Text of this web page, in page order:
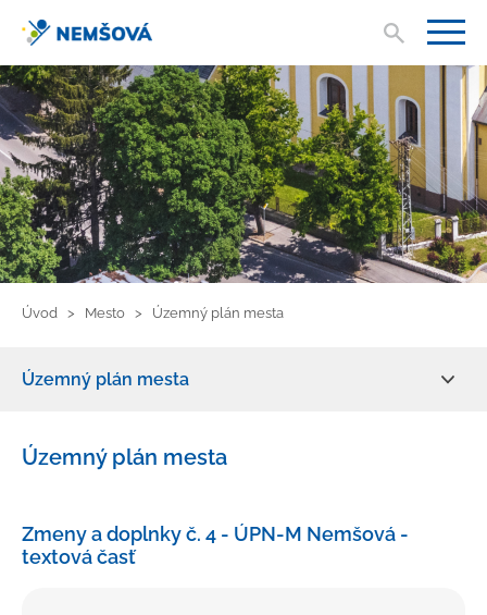
Úvod Mesto Územný plán mesta
Územný plán mesta
O meste
Ubytovanie a stravovanie
Územný plán mesta
Zmeny a doplnky č. 4 - ÚPN-M Nemšová -
textová časť